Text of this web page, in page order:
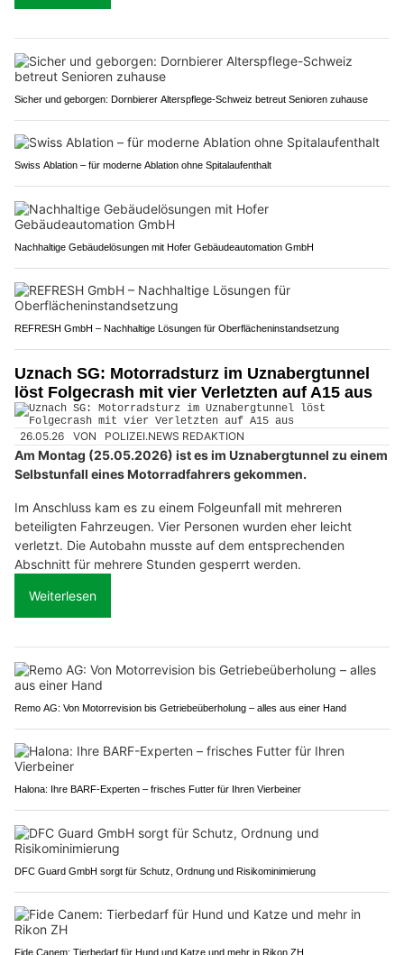
Sicher und geborgen: Dornbierer Alterspflege-Schweiz betreut Senioren zuhause
Swiss Ablation – für moderne Ablation ohne Spitalaufenthalt
Nachhaltige Gebäudelösungen mit Hofer Gebäudeautomation GmbH
REFRESH GmbH – Nachhaltige Lösungen für Oberflächeninstandsetzung
Uznach SG: Motorradsturz im Uznabergtunnel
löst Folgecrash mit vier Verletzten auf A15 aus
26.05.26 VON POLIZEI.NEWS REDAKTION
Am Montag (25.05.2026) ist es im Uznabergtunnel zu einem
Selbstunfall eines Motorradfahrers gekommen.
Im Anschluss kam es zu einem Folgeunfall mit mehreren
beteiligten Fahrzeugen. Vier Personen wurden eher leicht
verletzt. Die Autobahn musste auf dem entsprechenden
Abschnitt für mehrere Stunden gesperrt werden.
Weiterlesen
Remo AG: Von Motorrevision bis Getriebeüberholung – alles aus einer Hand
Halona: Ihre BARF-Experten – frisches Futter für Ihren Vierbeiner
DFC Guard GmbH sorgt für Schutz, Ordnung und Risikominimierung
Fide Canem: Tierbedarf für Hund und Katze und mehr in Rikon ZH